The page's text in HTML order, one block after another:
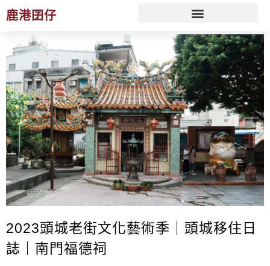
鹿港囝仔
2023頭城老街文化藝術季｜頭城移住日
誌｜南門福德祠